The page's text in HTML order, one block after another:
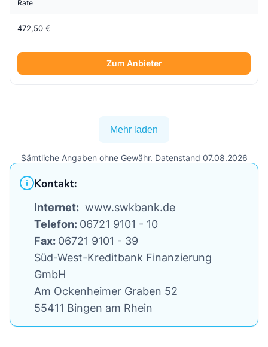
Rate
472,50 €
Zum Anbieter
Mehr laden
Sämtliche Angaben ohne Gewähr. Datenstand 07.08.2026
Kontakt:
Internet: www.swkbank.de
Telefon: 06721 9101 - 10
Fax: 06721 9101 - 39
Süd-West-Kreditbank Finanzierung
GmbH
Am Ockenheimer Graben 52
55411 Bingen am Rhein